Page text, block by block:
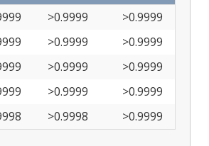
>0.9999
>0.9999
>0.9999
>0.9999
>0.9999
>0.9999
>0.9999
>0.9999
>0.9998 >0.9999